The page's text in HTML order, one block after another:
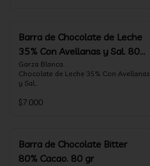
Formato: tableta 80 gramos.
Barra de Chocolate de Leche
35% Con Avellanas y Sal. 80
gr
Garza Blanca.
Chocolate de Leche 35% Con Avellanas
y Sal
artesanalmente con Avellanas
con la textura y complemento de sabor
de las avellanas y sal.
Formato: tableta 80 gramos.
$7.000
Barra de Chocolate Bitter
80% Cacao. 80 gr